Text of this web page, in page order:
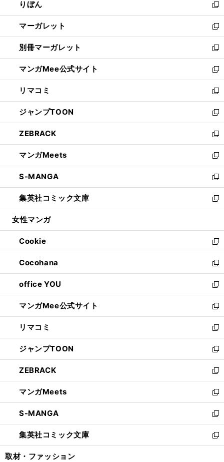
く
で
開
く
ド
ウ
で
開
く
ィ
ン
ド
ウ
で
開
く
りぼん
新
し
い
ウ
ィ
ン
ド
ウ
で
開
く
マーガレット
新
し
い
ウ
ィ
ン
ド
ウ
で
開
く
別冊マーガレット
新
し
い
ウ
ィ
ン
ド
ウ
で
開
く
マンガMee公式サイト
新
し
い
ウ
ィ
ン
ド
ウ
で
開
く
リマコミ
新
し
い
ウ
ィ
ン
ド
ウ
で
開
く
ジャンプTOON
新
し
い
ウ
ィ
ン
ド
ウ
で
開
ZEBRACK
新
し
い
ウ
ィ
ン
ド
ウ
開
く
マンガMeets
新
し
い
ウ
ィ
ン
ウ
で
開
く
S-MANGA
新
し
い
ウ
ン
ド
ウ
で
開
く
集英社コミック文庫
新
し
ウ
ィ
ン
ド
ウ
で
開
く
女性マンガ
Cookie
新
し
い
ウ
ィ
ン
ド
ウ
で
開
く
Cocohana
新
し
い
ウ
ィ
ン
ド
ウ
で
開
く
office YOU
新
し
い
ウ
ィ
ン
ド
ウ
で
開
く
マンガMee公式サイト
新
し
い
ウ
ィ
ン
ド
ウ
で
開
く
リマコミ
新
し
い
ウ
ィ
ン
ド
ウ
で
開
く
ジャンプTOON
新
し
い
ウ
ィ
ン
ド
ウ
で
開
ZEBRACK
新
し
い
ウ
ィ
ン
ド
ウ
マンガMeets
新
し
い
ウ
ィ
ン
S-MANGA
新
し
い
ウ
集英社コミック文庫
新
し
取材・ファッション